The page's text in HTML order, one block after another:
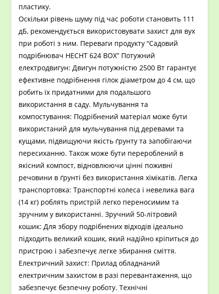
пластику.
Оскільки рівень шуму під час роботи становить 111
дБ, рекомендується використовувати захист для вух
при роботі з ним. Переваги продукту “Садовий
подрібнювач HECHT 624 BOX” Потужний
електродвигун: Двигун потужністю 2500 Вт гарантує
ефективне подрібнення гілок діаметром до 4 см, що
робить їх придатними для подальшого
використання в саду. Мульчування та
компостування: Подрібнений матеріал може бути
використаний для мульчування під деревами та
кущами, підвищуючи якість ґрунту та запобігаючи
пересиханню. Також може бути перероблений в
якісний компост, відновлюючи цінні поживні
речовини в ґрунті без використання хімікатів. Легка
транспортовка: Транспортні колеса і невелика вага
(14 кг) роблять пристрій легко переносимим та
зручним у використанні. Зручний 50-літровий
кошик: Для збору подрібнених відходів ідеально
підходить великий кошик, який надійно кріпиться до
пристрою і забезпечує легке збирання сміття.
Електричний захист: Прилад обладнаний
електричним захистом в разі перевантаження, що
забезпечує безпечну роботу. Технічні